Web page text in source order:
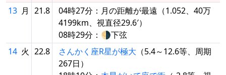
13 月 21.8
04時27分：月の距離が最遠（1.052、40万
4199km、視直径29.6′）
08時29分：🌗下弦
14 火 22.8 さんかく座R星が極大 （5.4～12.6等、周期
267日）